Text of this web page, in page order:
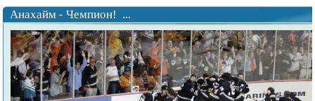
Анахайм - Чемпион! ...